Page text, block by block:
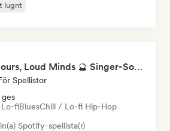
lugnt
Quiet Hours, Loud Minds 🔮 Singer-Songwriter, Bedroom Pop & Dream Pop
Spellistor
Lo-fiBluesChill / Lo-fi Hip-Hop
Spotify-spellista(r)